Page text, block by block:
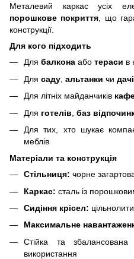
Металевий каркас усіх
порошкове покриття, що
конструкції.
Для кого підходить
Для балкона або тераси в
Для саду альтанки чи дачі
Для літніх майданчиків
Для готелів баз
Для тих, хто шукає
меблів
Матеріали та конструкція
Стільниця: чорне
Каркас: сталь із
Сидіння крісел:
Максимальне
Стійка та
використання